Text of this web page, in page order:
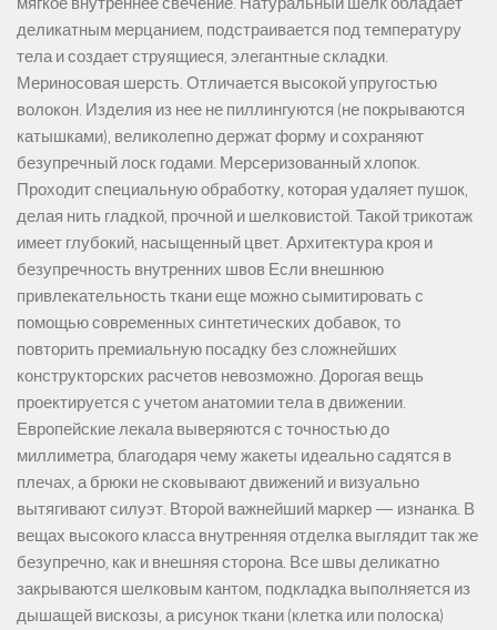
деликатным мерцанием, подстраивается под температуру
тела и создает струящиеся, элегантные складки.
Мериносовая шерсть. Отличается высокой упругостью
волокон. Изделия из нее не пиллингуются (не покрываются
катышками), великолепно держат форму и сохраняют
безупречный лоск годами. Мерсеризованный хлопок.
Проходит специальную обработку, которая удаляет пушок,
делая нить гладкой, прочной и шелковистой. Такой трикотаж
имеет глубокий, насыщенный цвет. Архитектура кроя и
безупречность внутренних швов Если внешнюю
привлекательность ткани еще можно сымитировать с
помощью современных синтетических добавок, то
повторить премиальную посадку без сложнейших
конструкторских расчетов невозможно. Дорогая вещь
проектируется с учетом анатомии тела в движении.
Европейские лекала выверяются с точностью до
миллиметра, благодаря чему жакеты идеально садятся в
плечах, а брюки не сковывают движений и визуально
вытягивают силуэт. Второй важнейший маркер — изнанка. В
вещах высокого класса внутренняя отделка выглядит так же
безупречно, как и внешняя сторона. Все швы деликатно
закрываются шелковым кантом, подкладка выполняется из
дышащей вискозы, а рисунок ткани (клетка или полоска)